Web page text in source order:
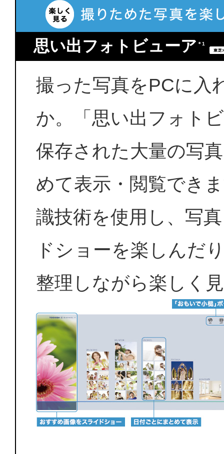
思い出フォトビューア ＊1
撮った写真をPCに入
か。「思い出フォト
保存された大量の写
めて表示・閲覧でき
識技術を使用し、写
ドショーを楽しんだ
整理しながら楽しく